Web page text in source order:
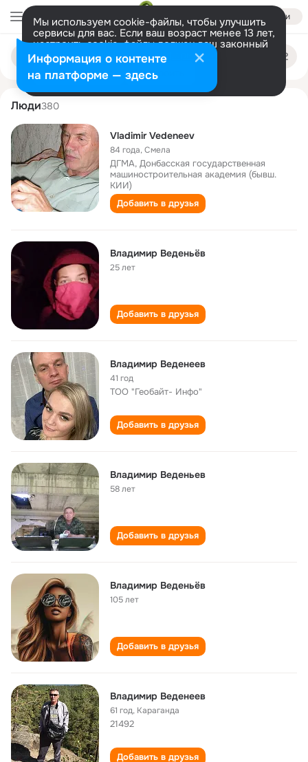
Войти
Мы используем cookie-файлы, чтобы улучшить
сервисы для вас. Если ваш возраст менее 13 лет,
настроить cookie-файлы должен ваш законный
представитель. Больше информации
Разрешить все Настроить
Поиск
людям
vladimir vedeneev
Люди380
Vladimir Vedeneev
84 года,Смела
ДГМА, Донбасская государственная
машиностроительная академия (бывш.
КИИ)
Добавить в друзья
Владимир Веденьёв
25 лет
Добавить в друзья
Владимир Веденеев
41 год
ТОО "Геобайт- Инфо"
Добавить в друзья
Владимир Веденьев
58 лет
Добавить в друзья
Владимир Веденьёв
105 лет
Добавить в друзья
Владимир Веденеев
61 год, Караганда
21492
Добавить в друзья
Информация о контенте
на платформе — здесь